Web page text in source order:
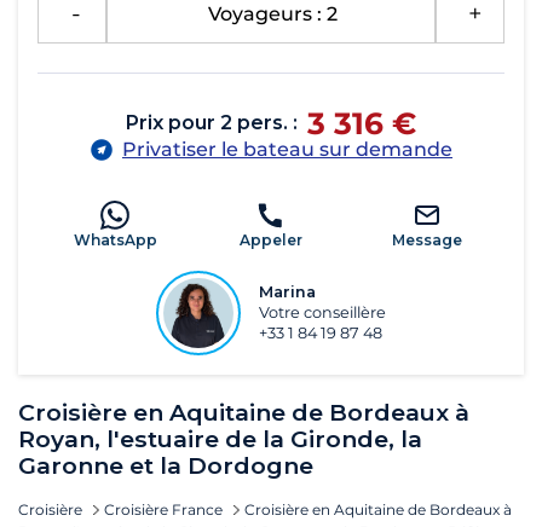
Croisière en Aquitaine de Bordeaux à
Royan, l'estuaire de la Gironde, la
Garonne et la Dordogne
Croisière Croisière France
Croisière en Aquitaine de Bordeaux à
Voyageurs : 2
Prix pour 2 pers. : 3 316 €
Privatiser le bateau sur demande
WhatsApp Appeler Message
Marina
Votre conseillère
+33 1 84 19 87 48